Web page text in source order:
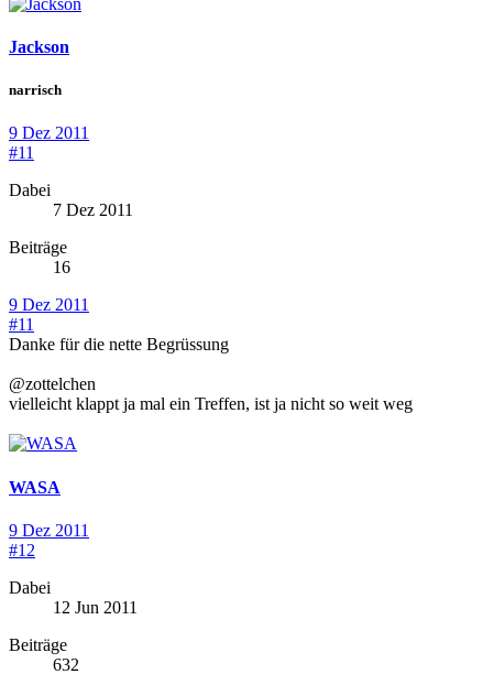
Jackson
narrisch
9 Dez 2011
#11
Dabei
7 Dez 2011
Beiträge
16
9 Dez 2011
#11
Danke für die nette Begrüssung
@zottelchen
vielleicht klappt ja mal ein Treffen, ist ja nicht so weit weg
WASA
9 Dez 2011
#12
Dabei
12 Jun 2011
Beiträge
632